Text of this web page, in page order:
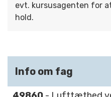
evt. kursusagenten for
hold.
Info om fag